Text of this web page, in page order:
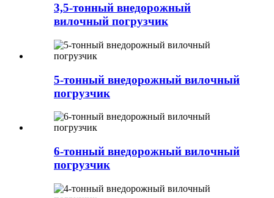
3,5-тонный внедорожный
вилочный погрузчик
5-тонный внедорожный вилочный
погрузчик
6-тонный внедорожный вилочный
погрузчик